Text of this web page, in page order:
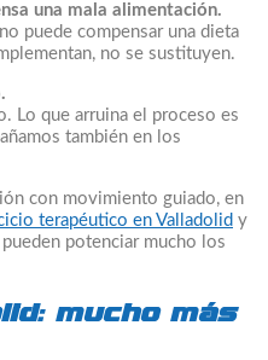
una mala alimentación.
puede compensar una dieta
no se sustituyen.
Lo que arruina el proceso es
también en los
con movimiento guiado, en
terapéutico en Valladolid y
pueden potenciar mucho los
mucho más